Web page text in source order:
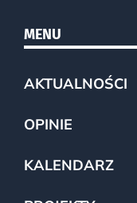
MENU
AKTUALNOŚCI
OPINIE
KALENDARZ